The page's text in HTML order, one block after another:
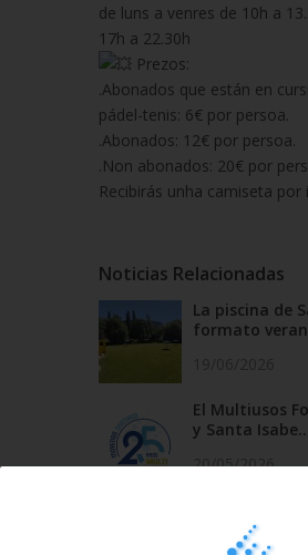
de luns a venres de 10h a
17h a 22.30h
Prezos:
.Abonados que están en
pádel-tenis: 6€ por persoa.
.Abonados: 12€ por persoa.
.Non abonados: 20€ por
Recibirás unha camiseta por
Noticias Relacionadas
La piscina de
formato
El Multiusos
y Santa Isabe...
20/05/2026
29/04/2026